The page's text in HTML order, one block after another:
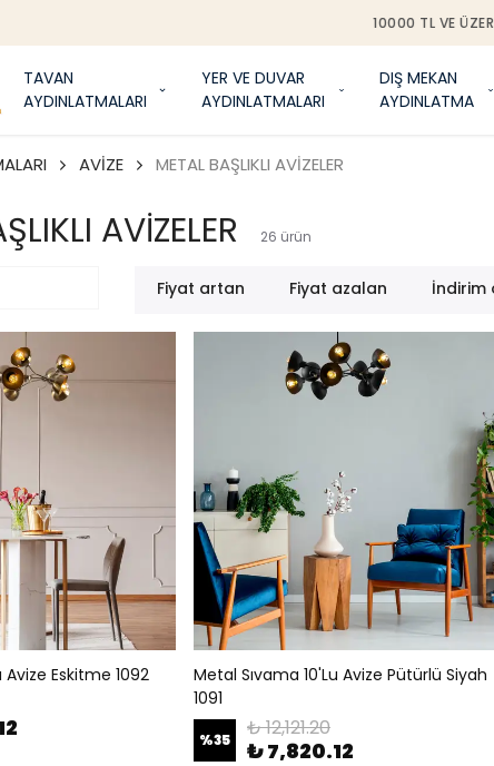
10000 TL VE ÜZERI
TAVAN
AYDINLATMALARI
YER VE DUVAR
AYDINLATMALARI
DIŞ MEKAN
AYDINLATMA
AVİZE METAL BAŞLIKLI AVİZELER
AVİZELER 26 ürün
Fiyat artan Fiyat azalan İndirim
Avize Eskitme 1092
Metal Sıvama 10'Lu Avize Pütürlü Siyah
1091
%35 ₺ 12,121.20
₺ 7,820.12